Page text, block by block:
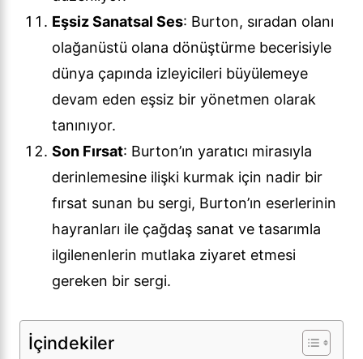
Eşsiz Sanatsal Ses: Burton, sıradan olanı
olağanüstü olana dönüştürme becerisiyle
dünya çapında izleyicileri büyülemeye
devam eden eşsiz bir yönetmen olarak
tanınıyor.
Son Fırsat: Burton’ın yaratıcı mirasıyla
derinlemesine ilişki kurmak için nadir bir
fırsat sunan bu sergi, Burton’ın eserlerinin
hayranları ile çağdaş sanat ve tasarımla
ilgilenenlerin mutlaka ziyaret etmesi
gereken bir sergi.
İçindekiler